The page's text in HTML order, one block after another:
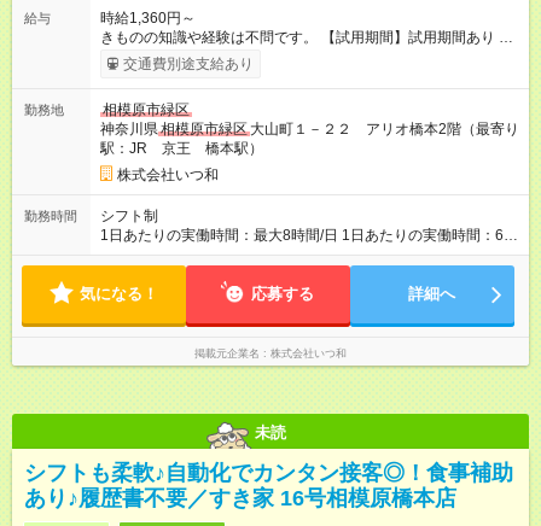
給与
時給1,360円～
きものの知識や経験は不問です。 【試用期間】試用期間あり 試
用期間の長さ：3ヶ月 雇用形態、給与は本採用時と同じです。
交通費別途支給あり
勤務地
相模原市緑区
神奈川県相模原市緑区 大山町１－２２ アリオ橋本2階（最寄り
駅：JR 京王 橋本駅）
株式会社いつ和
勤務時間
シフト制
1日あたりの実働時間：最大8時間/日 1日あたりの実働時間：6時
間/休憩1時間（7時間拘束） シフト例 早番）9時30分～16時30
気になる！ 応募する 詳細へ
掲載元企業名 株式会社いつ和
未読
シフトも柔軟♪自動化でカンタン接客◎！食事補助
あり♪履歴書不要／すき家 16号相模原橋本店